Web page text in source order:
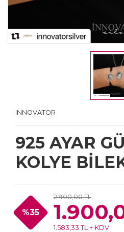
INNOVATOR
925 AYAR
KOLYE
%35
2.900,00 TL
1.583,33 TL + KDV